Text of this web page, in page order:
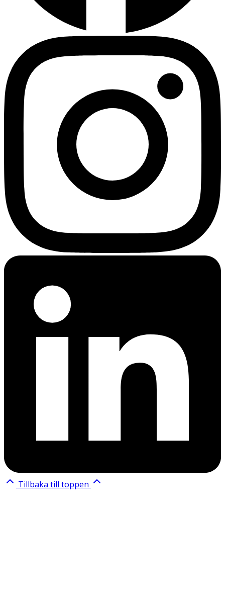
Tillbaka till toppen